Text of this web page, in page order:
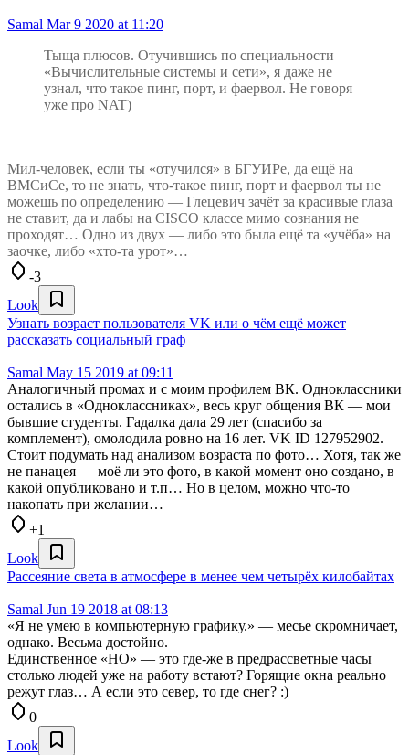
Samal Mar 9 2020 at 11:20
Тыща плюсов. Отучившись по специальности
«Вычислительные системы и сети», я даже не
узнал, что такое пинг, порт, и фаервол. Не говоря
уже про NAT)
Мил-человек, если ты «отучился» в БГУИРе, да ещё на
ВМСиСе, то не знать, что-такое пинг, порт и фаервол ты не
можешь по определению — Глецевич зачёт за красивые глаза
не ставит, да и лабы на CISCO классе мимо сознания не
проходят… Одно из двух — либо это была ещё та «учёба» на
заочке, либо «хто-та урот»…
-3
Look
Узнать возраст пользователя VK или о чём ещё может
рассказать социальный граф
Samal May 15 2019 at 09:11
Аналогичный промах и с моим профилем ВК. Одноклассники
остались в «Одноклассниках», весь круг общения ВК — мои
бывшие студенты. Гадалка дала 29 лет (спасибо за
комплемент), омолодила ровно на 16 лет. VK ID 127952902.
Стоит подумать над анализом возраста по фото… Хотя, так же
не панацея — моё ли это фото, в какой момент оно создано, в
какой опубликовано и т.п… Но в целом, можно что-то
накопать при желании…
+1
Look
Рассеяние света в атмосфере в менее чем четырёх килобайтах
Samal Jun 19 2018 at 08:13
«Я не умею в компьютерную графику.» — месье скромничает,
однако. Весьма достойно.
Единственное «НО» — это где-же в предрассветные часы
столько людей уже на работу встают? Горящие окна реально
режут глаз… А если это север, то где снег? :)
0
Look